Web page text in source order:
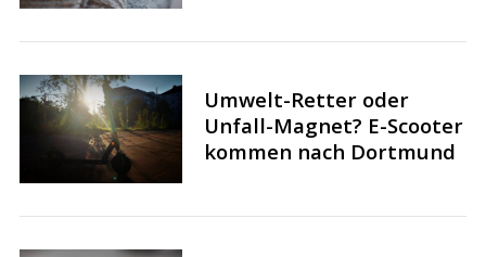
Umwelt-Retter oder
Unfall-Magnet? E-Scooter
kommen nach Dortmund
: